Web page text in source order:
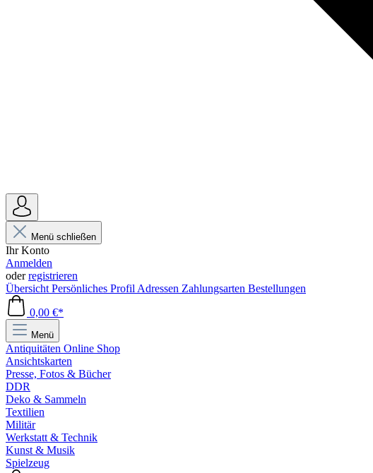
Menü schließen
Ihr Konto
Anmelden
oderregistrieren
Übersicht Persönliches Profil Adressen Zahlungsarten Bestellungen
0,00 €*
Menü
Antiquitäten Online Shop
Ansichtskarten
Presse, Fotos & Bücher
DDR
Deko & Sammeln
Textilien
Militär
Werkstatt & Technik
Kunst & Musik
Spielzeug